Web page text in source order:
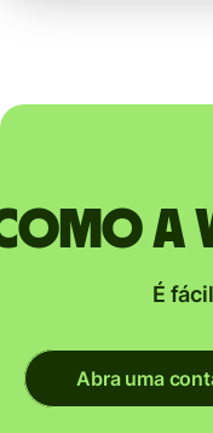
a
É
Abra uma